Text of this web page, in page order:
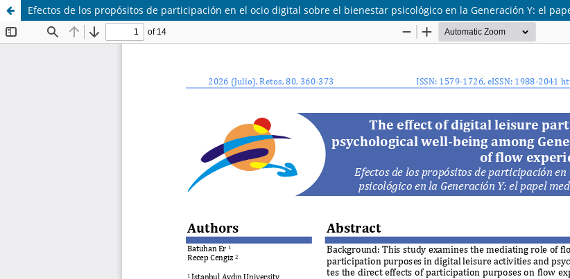
Efectos de los propósitos de participación en el ocio digital sobre el bienestar psicológico en la Generación Y: el